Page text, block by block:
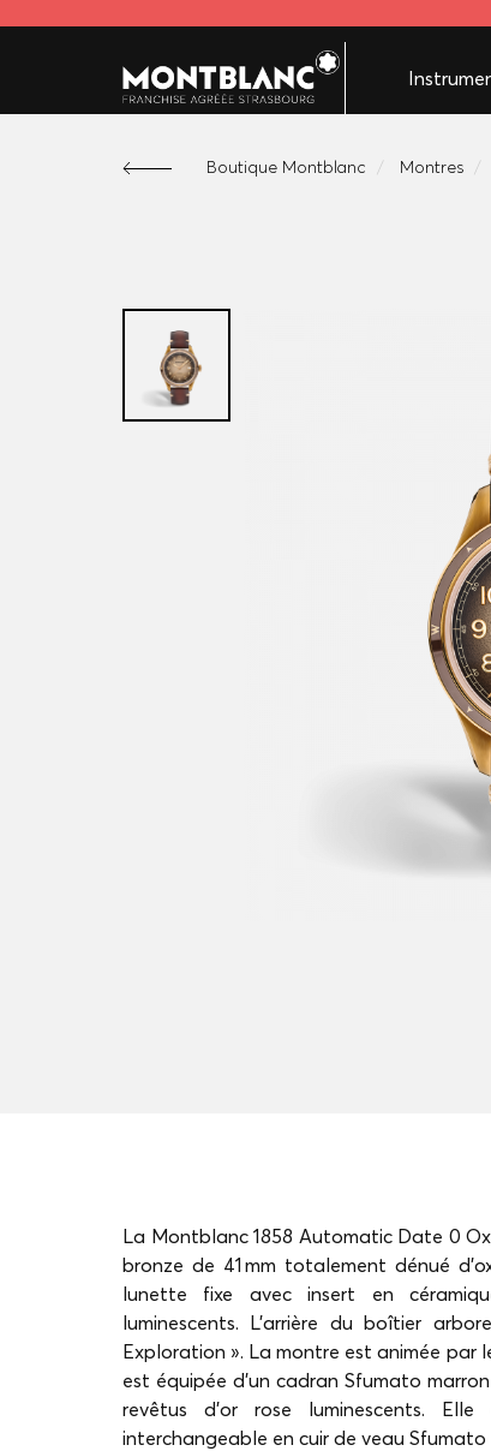
Boutique Montblanc Montres
La Montblanc 1858 Automatic Date 0
bronze de 41 mm totalement dénué
lunette fixe avec insert en
luminescents. L'arrière du boîtier
Exploration ». La montre est animée par
est équipée d'un cadran Sfumato
revêtus d'or rose luminescents.
interchangeable en cuir de veau